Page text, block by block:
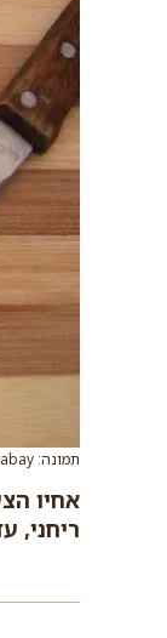
תמונה: pixabay
אחיו
ריחני,